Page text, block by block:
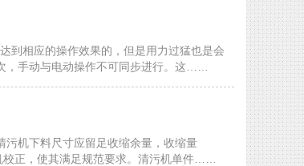
到相应的操作效果的，但是用力过猛也是会
手动与电动操作不可同步进行。这……
机下料尺寸应留足收缩余量，收缩量
正，使其满足规范要求。清污机单件……